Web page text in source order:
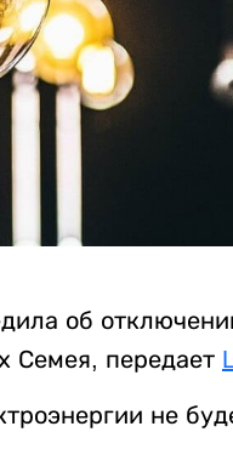
об
Семея, передает
не